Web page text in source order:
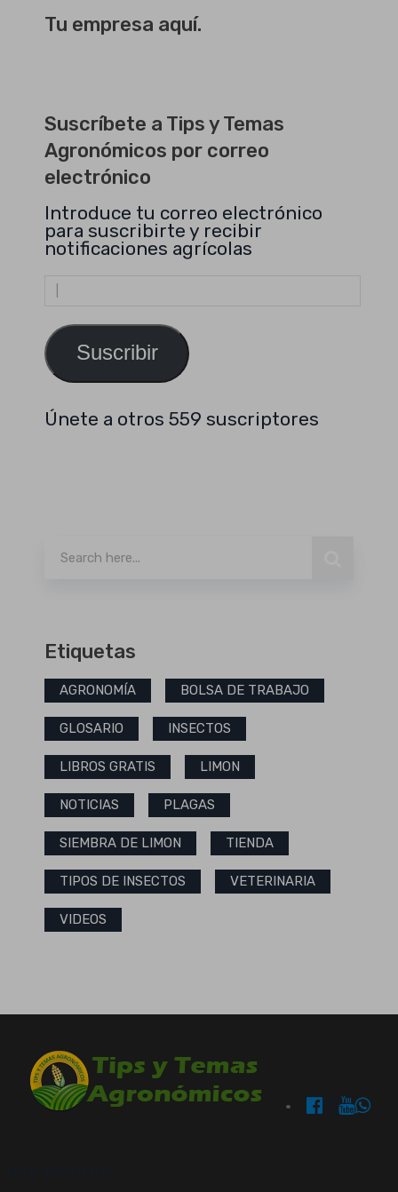
Tu empresa aquí.
Suscríbete a Tips y Temas
Agronómicos por correo
electrónico
Introduce tu correo electrónico
para suscribirte y recibir
notificaciones agrícolas
Dirección
de
Suscribir
Únete a otros 559 suscriptores
Etiquetas
AGRONOMÍA BOLSA DE TRABAJO
GLOSARIO INSECTOS
LIBROS GRATIS LIMON
NOTICIAS PLAGAS
SIEMBRA DE LIMON TIENDA
TIPOS DE INSECTOS VETERINARIA
VIDEOS